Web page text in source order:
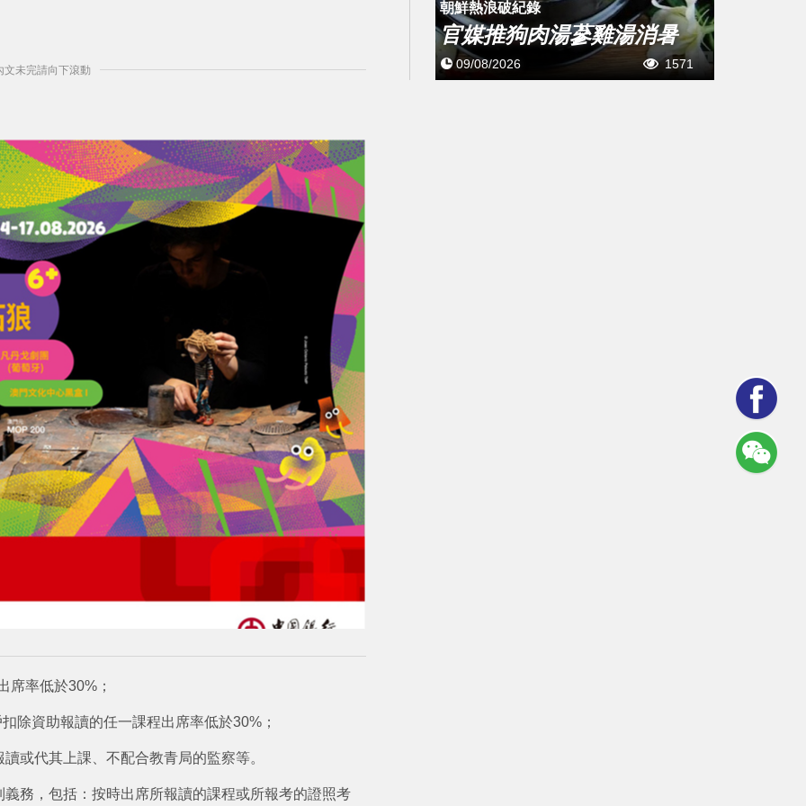
文未完請向下滾動
席率低於30%；
除資助報讀的任一課程出席率低於30%；
或代其上課、不配合教青局的監察等。
務，包括：按時出席所報讀的課程或所報考的證照考
朝鮮熱浪破紀錄
官媒推狗肉湯蔘雞湯消暑
09/08/2026 1571